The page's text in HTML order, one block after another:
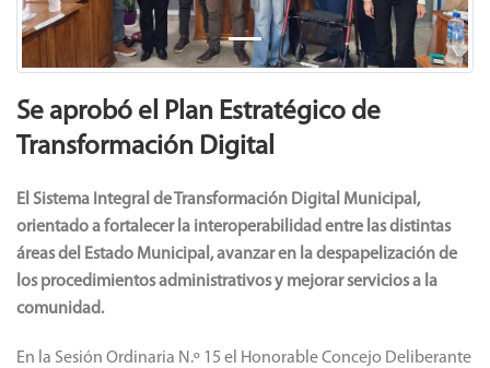
Se aprobó el Plan Estratégico de
Transformación Digital
El Sistema Integral de Transformación Digital Municipal,
orientado a fortalecer la interoperabilidad entre las distintas
áreas del Estado Municipal, avanzar en la despapelización de
los procedimientos administrativos y mejorar servicios a la
comunidad.
En la Sesión Ordinaria N.º 15 el Honorable Concejo Deliberante